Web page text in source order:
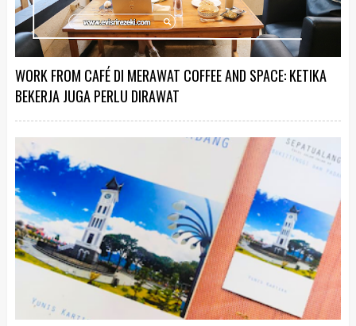
WORK FROM CAFÉ DI MERAWAT COFFEE AND SPACE: KETIKA
BEKERJA JUGA PERLU DIRAWAT